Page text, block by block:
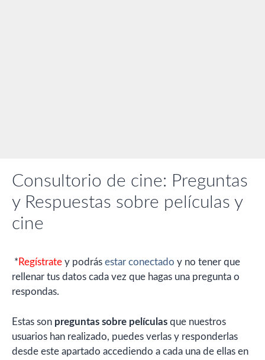
Consultorio de cine: Preguntas
y Respuestas sobre películas y
cine
* Regístrate y podrás estar conectado y no tener que
rellenar tus datos cada vez que hagas una pregunta o
respondas.
Estas son preguntas sobre películas que nuestros
usuarios han realizado, puedes verlas y responderlas
desde este apartado accediendo a cada una de ellas en